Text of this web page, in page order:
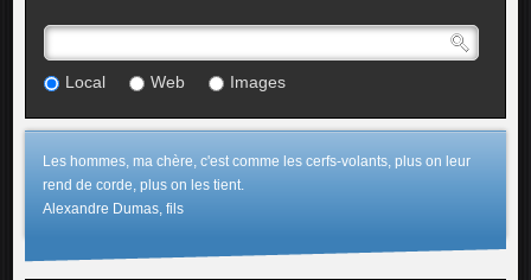
Local Web Images
Les hommes, ma chère, c'est comme les cerfs-volants, plus on leur
rend de corde, plus on les tient.
Alexandre Dumas, fils